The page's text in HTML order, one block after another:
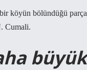
köyün bölündüğü
Cumali.